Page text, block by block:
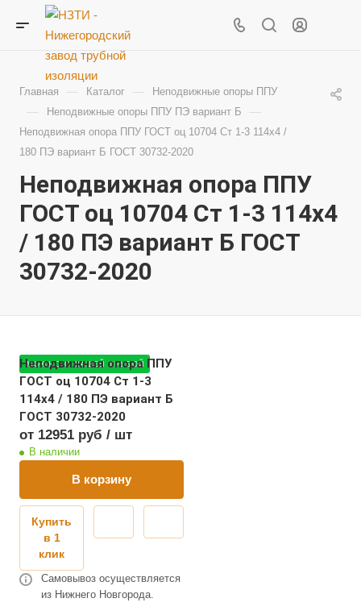
Главная — Каталог — Неподвижные опоры ППУ
— Неподвижные опоры ППУ ПЭ вариант Б —
Неподвижная опора ППУ ГОСТ оц 10704 Ст 1-3 114x4 /
180 ПЭ вариант Б ГОСТ 30732-2020
Неподвижная опора ППУ
ГОСТ оц 10704 Ст 1-3 114x4
/ 180 ПЭ вариант Б ГОСТ
30732-2020
Неподвижная опора ППУ
ГОСТ оц 10704 Ст 1-3
114x4 / 180 ПЭ вариант Б
ГОСТ 30732-2020
от 12951 руб / шт
В наличии
В корзину
Купить
в 1
клик
Самовывоз осуществляется
из Нижнего Новгорода.
МОЖНО С ВАШЕЙ ТРУБОЙ